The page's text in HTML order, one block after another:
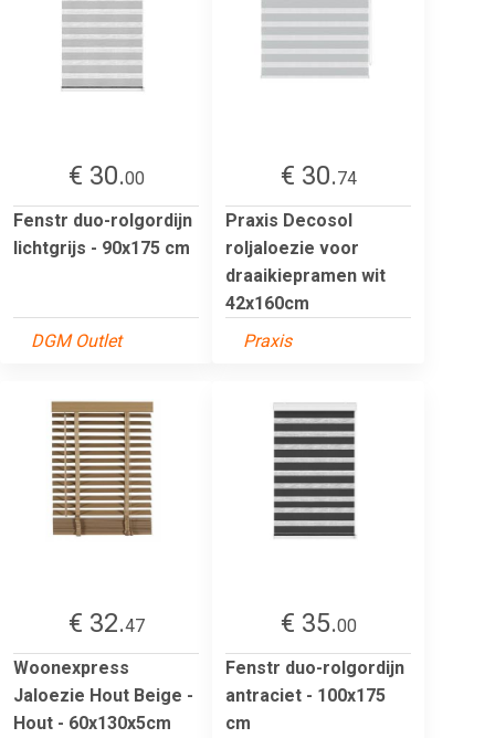
€ 30.00
Fenstr duo-rolgordijn
lichtgrijs - 90x175 cm
DGM Outlet
€ 30.74
Praxis Decosol
roljaloezie voor
draaikiepramen wit
42x160cm
Praxis
€ 32.47
Woonexpress
Jaloezie Hout Beige -
Hout - 60x130x5cm
€ 35.00
Fenstr duo-rolgordijn
antraciet - 100x175
cm